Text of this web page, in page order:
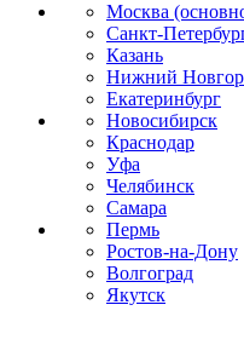
Москва
Санкт-
Казань
Нижний
Екатеринбург
Новосибирск
Краснодар
Уфа
Челябинск
Самара
Пермь
Ростов-на-Дону
Волгоград
Якутск